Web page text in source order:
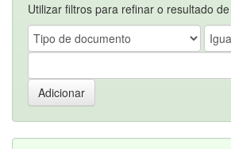
Utilizar filtros para refinar o resultado